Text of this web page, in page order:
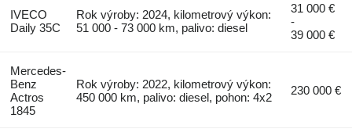
IVECO
Daily 35C
Rok výroby: 2024, kilometrový výkon:
51 000 - 73 000 km, palivo: diesel
31 000 €
-
39 000 €
Mercedes-
Benz
Actros
1845
Rok výroby: 2022, kilometrový výkon:
450 000 km, palivo: diesel, pohon: 4x2
230 000 €